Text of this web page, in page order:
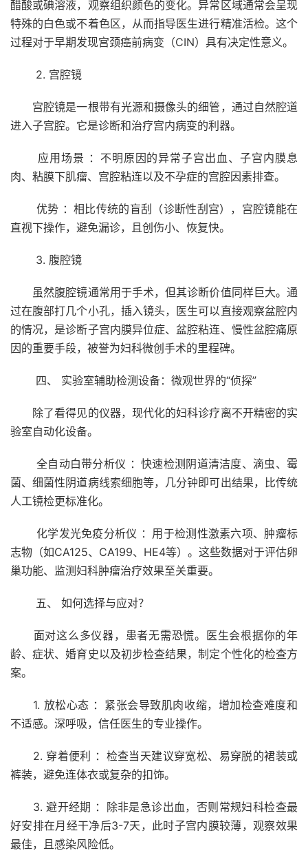
醋酸或碘溶液，观察组织颜色的变化。异常区域通常会呈现
特殊的白色或不着色区，从而指导医生进行精准活检。这个
过程对于早期发现宫颈癌前病变（CIN）具有决定性意义。
2. 宫腔镜
宫腔镜是一根带有光源和摄像头的细管，通过自然腔道
进入子宫腔。它是诊断和治疗宫内病变的利器。
应用场景 ：不明原因的异常子宫出血、子宫内膜息
肉、粘膜下肌瘤、宫腔粘连以及不孕症的宫腔因素排查。
优势 ：相比传统的盲刮（诊断性刮宫），宫腔镜能在
直视下操作，避免漏诊，且创伤小、恢复快。
3. 腹腔镜
虽然腹腔镜通常用于手术，但其诊断价值同样巨大。通
过在腹部打几个小孔，插入镜头，医生可以直接观察盆腔内
的情况，是诊断子宫内膜异位症、盆腔粘连、慢性盆腔痛原
因的重要手段，被誉为妇科微创手术的里程碑。
四、 实验室辅助检测设备：微观世界的“侦探”
除了看得见的仪器，现代化的妇科诊疗离不开精密的实
验室自动化设备。
全自动白带分析仪 ：快速检测阴道清洁度、滴虫、霉
菌、细菌性阴道病线索细胞等，几分钟即可出结果，比传统
人工镜检更标准化。
化学发光免疫分析仪 ：用于检测性激素六项、肿瘤标
志物（如CA125、CA199、HE4等）。这些数据对于评估卵
巢功能、监测妇科肿瘤治疗效果至关重要。
五、 如何选择与应对？
面对这么多仪器，患者无需恐慌。医生会根据你的年
龄、症状、婚育史以及初步检查结果，制定个性化的检查方
案。
1. 放松心态 ：紧张会导致肌肉收缩，增加检查难度和
不适感。深呼吸，信任医生的专业操作。
2. 穿着便利 ：检查当天建议穿宽松、易穿脱的裙装或
裤装，避免连体衣或复杂的扣饰。
3. 避开经期 ：除非是急诊出血，否则常规妇科检查最
好安排在月经干净后3-7天，此时子宫内膜较薄，观察效果
最佳，且感染风险低。